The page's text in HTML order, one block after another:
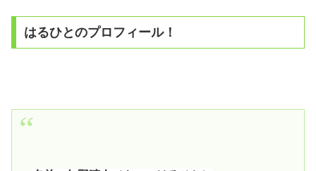
はるひとのプロフィール！